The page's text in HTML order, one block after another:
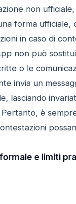
non
forma
in caso di
non può
o le
invia un
lasciando
è
e limiti